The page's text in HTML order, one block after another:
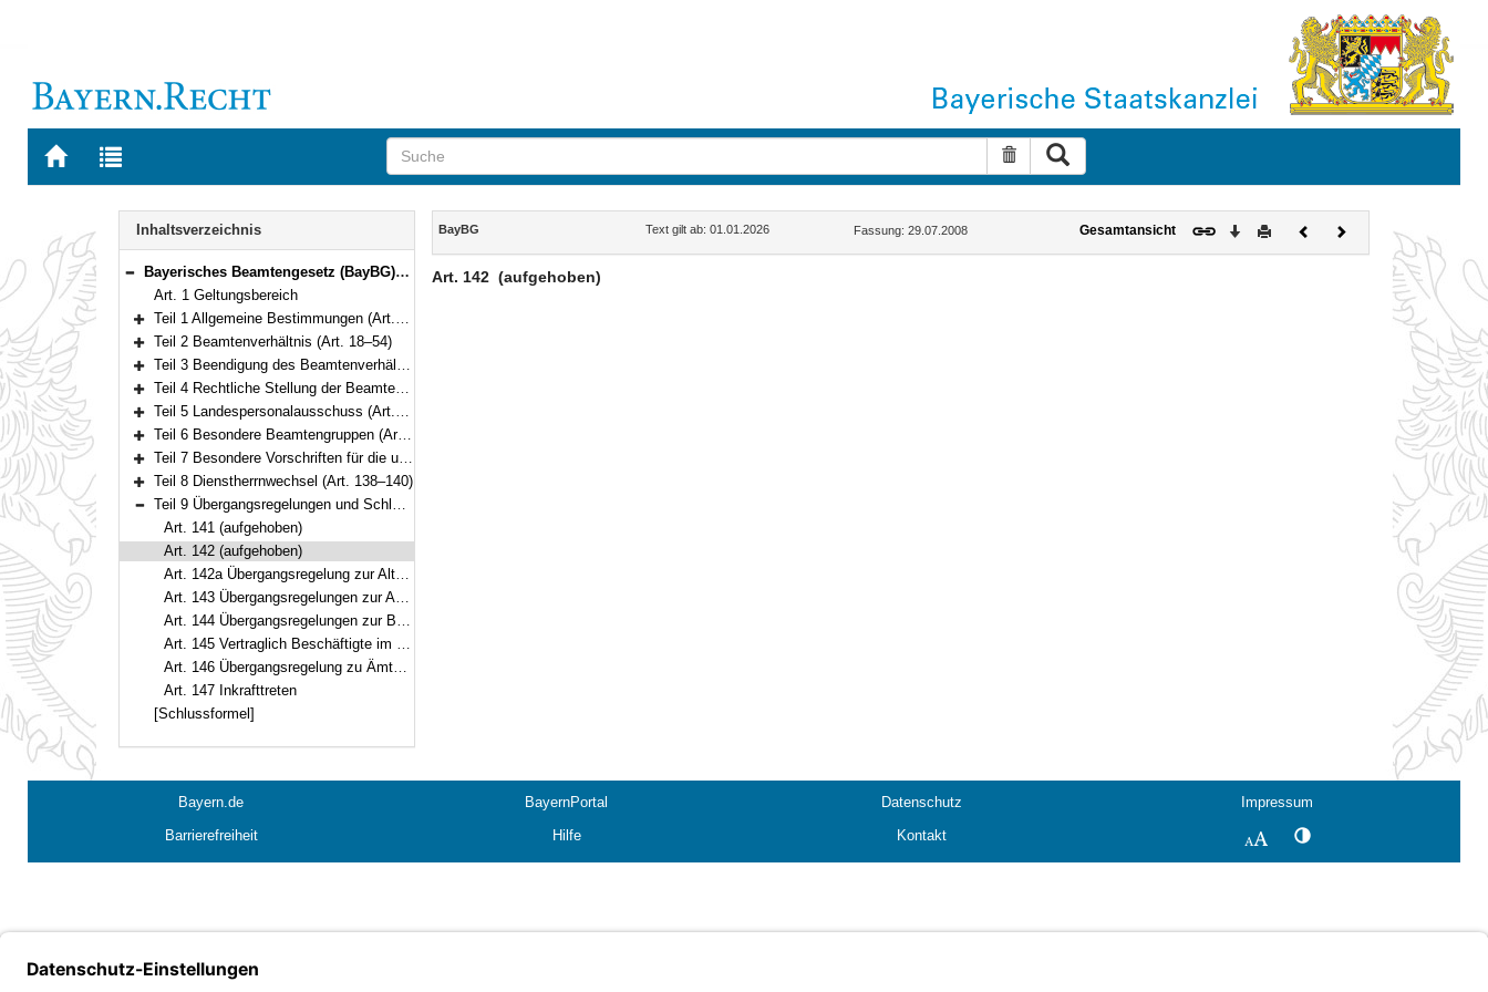
Zur
BAYERN.RECHT
Zur
letzten
Suche zurücksetzen
Navigation
Inhaltsverzeichnis
Bereich reduzieren
Bayerisches Beamtengesetz (BayBG) Vom 29. Juli 2008 (GVBl. S. 500) BayRS 2030-1-1-F (Art. 1–147)
Art. 1 Geltungsbereich
Bereich erweitern
Teil 1 Allgemeine Bestimmungen (Art. 2–17)
Bereich erweitern
Teil 2 Beamtenverhältnis (Art. 18–54)
Bereich erweitern
Teil 3 Beendigung des Beamtenverhältnisses (Art. 55–72)
Bereich erweitern
Teil 4 Rechtliche Stellung der Beamten und Beamtinnen (Art. 73–111)
Bereich erweitern
Teil 5 Landespersonalausschuss (Art. 112–120)
Bereich erweitern
Teil 6 Besondere Beamtengruppen (Art. 121–134)
Bereich erweitern
Teil 7 Besondere Vorschriften für die unter der Aufsicht des Staates stehenden Körperschaften, Anstalten und Stiftungen des öffentlichen Rechts (Art. 135–137)
Bereich erweitern
Teil 8 Dienstherrnwechsel (Art. 138–140)
Bereich reduzieren
Teil 9 Übergangsregelungen und Schlussvorschriften (Art. 141–147)
Art. 141 (aufgehoben)
Art. 142 (aufgehoben)
Art. 142a Übergangsregelung zur Altersteilzeit
Art. 143 Übergangsregelungen zur Anhebung der Altersgrenzen
Art. 144 Übergangsregelungen zur Beihilfe
Art. 145 Vertraglich Beschäftigte im öffentlichen Dienst
Art. 146 Übergangsregelung zu Ämtern mit leitender Funktion im Beamtenverhältnis auf Zeit und auf Probe
Art. 147 Inkrafttreten
[Schlussformel]
Inhalt
BayBG Text gilt ab: 01.01.2026 Fassung: 29.07.2008 Gesamtansicht Download
DruckenVorherigesNächstes
Dokument
Art. 142 (aufgehoben)
Bayern.de BayernPortal Datenschutz
Impressum
Barrierefreiheit
Hilfe Kontakt SchriftgrößeKontrastwechsel